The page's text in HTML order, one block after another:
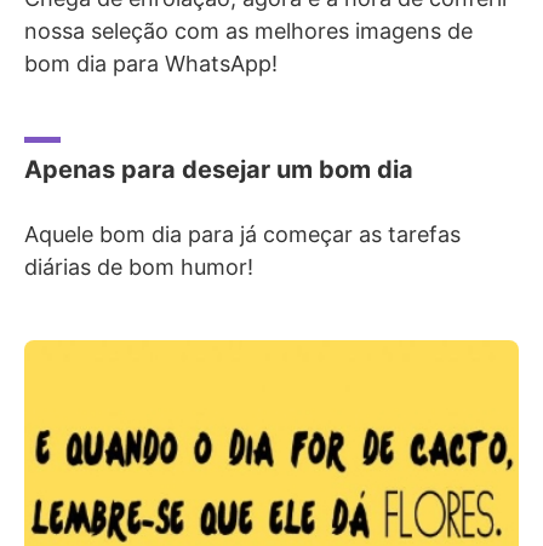
nossa seleção com as melhores imagens de
bom dia para WhatsApp!
Apenas para desejar um bom dia
Aquele bom dia para já começar as tarefas
diárias de bom humor!